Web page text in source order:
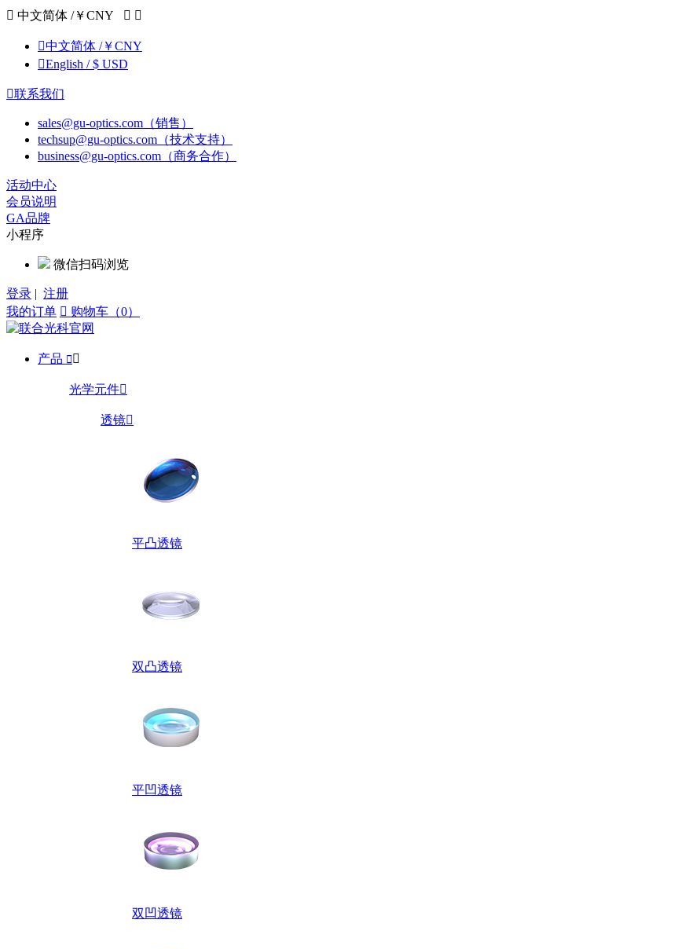
 中文简体 /￥CNY  
中文简体 /￥CNY
English / $ USD
联系我们
sales@gu-optics.com（销售）
techsup@gu-optics.com（技术支持）
business@gu-optics.com（商务合作）
活动中心
会员说明
GA品牌
小程序
微信扫码浏览
登录 | 注册
我的订单  购物车（0）
产品  
光学元件
透镜
平凸透镜
双凸透镜
平凹透镜
双凹透镜